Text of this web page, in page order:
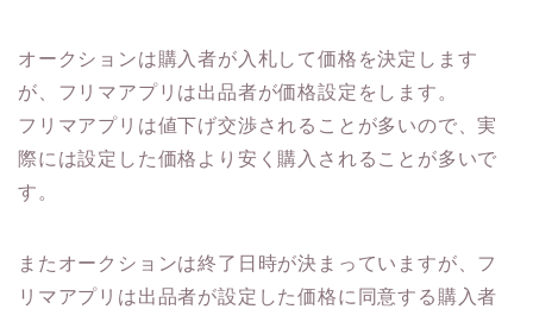
オークションは購入者が入札して価格を決定します
が、フリマアプリは出品者が価格設定をします。
フリマアプリは値下げ交渉されることが多いので、実
際には設定した価格より安く購入されることが多いで
す。
またオークションは終了日時が決まっていますが、フ
リマアプリは出品者が設定した価格に同意する購入者